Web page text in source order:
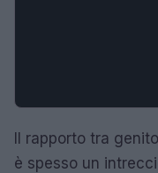
Il rapporto tra
è spesso un